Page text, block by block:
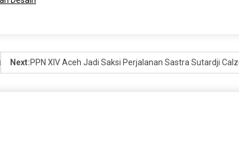
Asuransi Perjalanan
Next:PPN XIV Aceh Jadi Saksi Perjalanan Sastra Sutardji